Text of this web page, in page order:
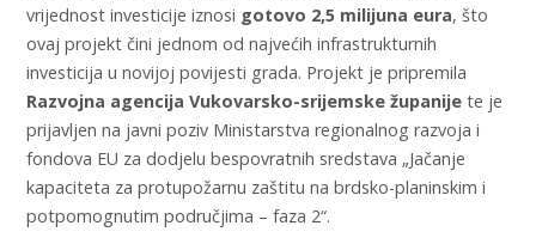
vrijednost investicije iznosi gotovo 2,5 milijuna eura, što
ovaj projekt čini jednom od najvećih infrastrukturnih
investicija u novijoj povijesti grada. Projekt je pripremila
Razvojna agencija Vukovarsko-srijemske županijete je
prijavljen na javni poziv Ministarstva regionalnog razvoja i
fondova EU za dodjelu bespovratnih sredstava „Jačanje
kapaciteta za protupožarnu zaštitu na brdsko-planinskim i
potpomognutim područjima – faza 2“.